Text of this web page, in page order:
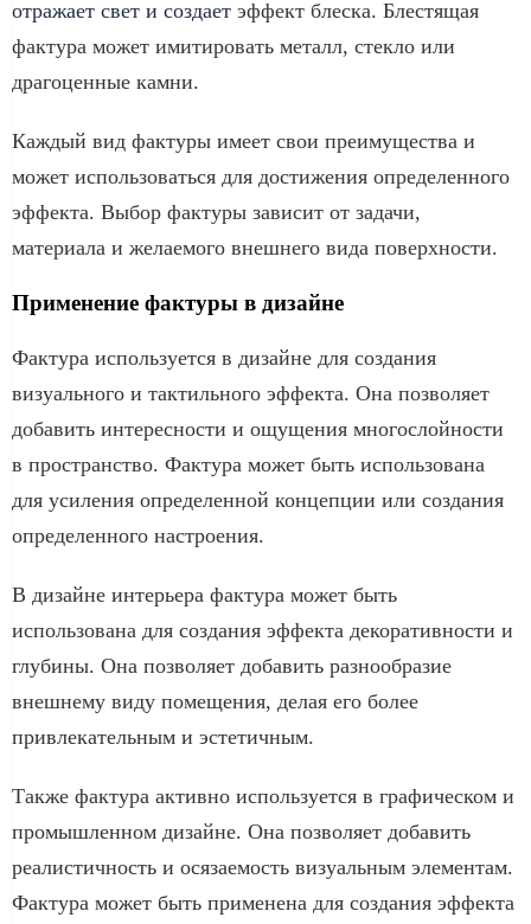
отражает свет и создает эффект блеска. Блестящая
фактура может имитировать металл, стекло или
драгоценные камни.
Каждый вид фактуры имеет свои преимущества и
может использоваться для достижения определенного
эффекта. Выбор фактуры зависит от задачи,
материала и желаемого внешнего вида поверхности.
Применение фактуры в дизайне
Фактура используется в дизайне для создания
визуального и тактильного эффекта. Она позволяет
добавить интересности и ощущения многослойности
в пространство. Фактура может быть использована
для усиления определенной концепции или создания
определенного настроения.
В дизайне интерьера фактура может быть
использована для создания эффекта декоративности и
глубины. Она позволяет добавить разнообразие
внешнему виду помещения, делая его более
привлекательным и эстетичным.
Также фактура активно используется в графическом и
промышленном дизайне. Она позволяет добавить
реалистичность и осязаемость визуальным элементам.
Фактура может быть применена для создания эффекта